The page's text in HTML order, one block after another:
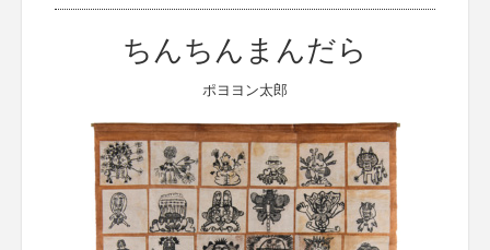
ちんちんまんだら
ポヨヨン太郎